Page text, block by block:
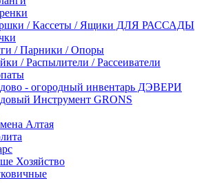
/ Кассеты / Ящики ДЛЯ РАССАДЫ
/ Парники / Опоры
/ Распылители / Рассеиватели
- огородный инвентарь ДЭВЕРИ
Инструмент GRONS
Алтая
Хозяйство